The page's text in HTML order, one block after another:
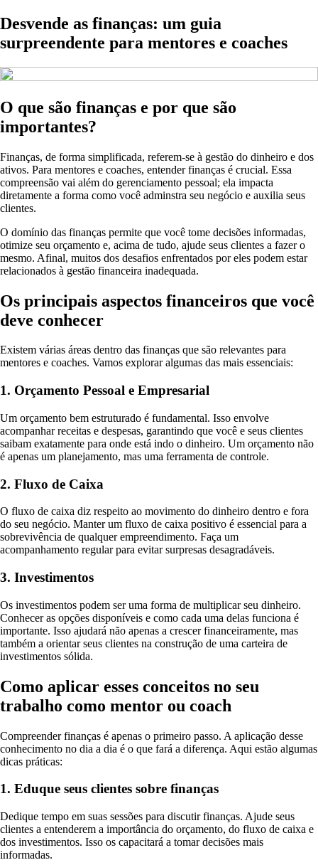
Desvende as finanças: um guia
surpreendente para mentores e coaches
O que são finanças e por que são
importantes?
Finanças, de forma simplificada, referem-se à gestão do dinheiro e dos
ativos. Para mentores e coaches, entender finanças é crucial. Essa
compreensão vai além do gerenciamento pessoal; ela impacta
diretamente a forma como você adminstra seu negócio e auxilia seus
clientes.
O domínio das finanças permite que você tome decisões informadas,
otimize seu orçamento e, acima de tudo, ajude seus clientes a fazer o
mesmo. Afinal, muitos dos desafios enfrentados por eles podem estar
relacionados à gestão financeira inadequada.
Os principais aspectos financeiros que você
deve conhecer
Existem várias áreas dentro das finanças que são relevantes para
mentores e coaches. Vamos explorar algumas das mais essenciais:
1. Orçamento Pessoal e Empresarial
Um orçamento bem estruturado é fundamental. Isso envolve
acompanhar receitas e despesas, garantindo que você e seus clientes
saibam exatamente para onde está indo o dinheiro. Um orçamento não
é apenas um planejamento, mas uma ferramenta de controle.
2. Fluxo de Caixa
O fluxo de caixa diz respeito ao movimento do dinheiro dentro e fora
do seu negócio. Manter um fluxo de caixa positivo é essencial para a
sobrevivência de qualquer empreendimento. Faça um
acompanhamento regular para evitar surpresas desagradáveis.
3. Investimentos
Os investimentos podem ser uma forma de multiplicar seu dinheiro.
Conhecer as opções disponíveis e como cada uma delas funciona é
importante. Isso ajudará não apenas a crescer financeiramente, mas
também a orientar seus clientes na construção de uma carteira de
investimentos sólida.
Como aplicar esses conceitos no seu
trabalho como mentor ou coach
Compreender finanças é apenas o primeiro passo. A aplicação desse
conhecimento no dia a dia é o que fará a diferença. Aqui estão algumas
dicas práticas:
1. Eduque seus clientes sobre finanças
Dedique tempo em suas sessões para discutir finanças. Ajude seus
clientes a entenderem a importância do orçamento, do fluxo de caixa e
dos investimentos. Isso os capacitará a tomar decisões mais
informadas.